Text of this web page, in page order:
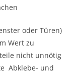
oder Türen)
Wert zu
nicht unnötig
Abklebe- und